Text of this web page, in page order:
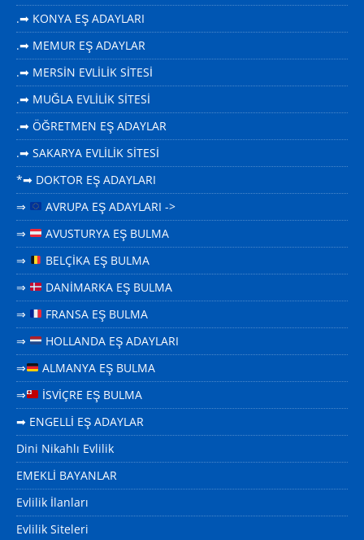
.➡ KONYA EŞ ADAYLARI
.➡ MEMUR EŞ ADAYLAR
.➡ MERSİN EVLİLİK SİTESİ
.➡ MUĞLA EVLİLİK SİTESİ
.➡ ÖĞRETMEN EŞ ADAYLAR
.➡ SAKARYA EVLİLİK SİTESİ
*➡ DOKTOR EŞ ADAYLARI
⇒
AVRUPA EŞ ADAYLARI ->
⇒
AVUSTURYA EŞ BULMA
⇒
BELÇİKA EŞ BULMA
⇒
DANİMARKA EŞ BULMA
⇒
FRANSA EŞ BULMA
⇒
HOLLANDA EŞ ADAYLARI
⇒
ALMANYA EŞ BULMA
⇒
İSVİÇRE EŞ BULMA
➡ ENGELLİ EŞ ADAYLAR
Dini Nikahlı Evlilik
EMEKLİ BAYANLAR
Evlilik İlanları
Evlilik Siteleri